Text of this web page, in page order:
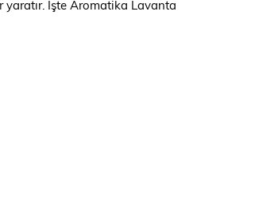
İşte Aromatika Lavanta